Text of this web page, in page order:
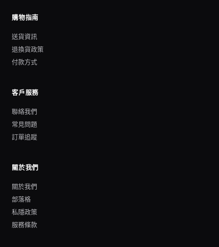
購物指南
送貨資訊
退換貨政策
付款方式
客戶服務
聯絡我們
常見問題
訂單追蹤
關於我們
關於我們
部落格
私隱政策
服務條款